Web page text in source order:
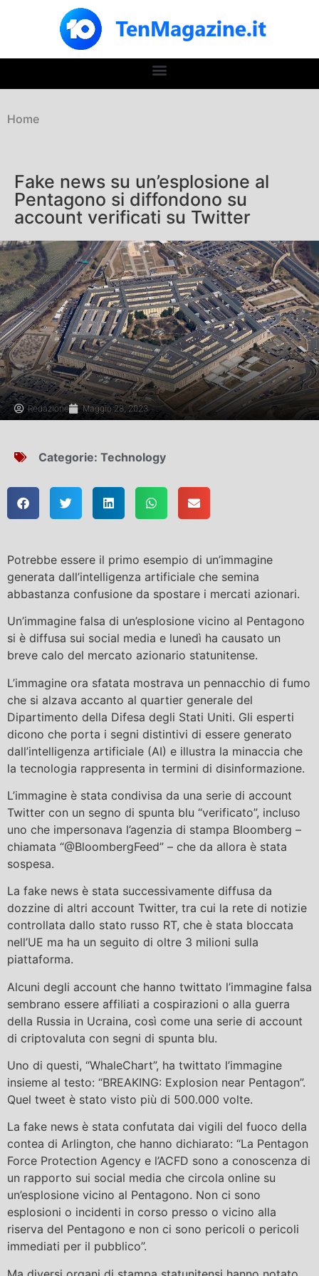
Home
Fake news su un’esplosione al
Pentagono si diffondono su
account verificati su Twitter
Redazione Maggio 28, 2023
Categorie: Technology
Potrebbe essere il primo esempio di un’immagine
generata dall’intelligenza artificiale che semina
abbastanza confusione da spostare i mercati azionari.
Un’immagine falsa di un’esplosione vicino al Pentagono
si è diffusa sui social media e lunedì ha causato un
breve calo del mercato azionario statunitense.
L’immagine ora sfatata mostrava un pennacchio di fumo
che si alzava accanto al quartier generale del
Dipartimento della Difesa degli Stati Uniti. Gli esperti
dicono che porta i segni distintivi di essere generato
dall’intelligenza artificiale (AI) e illustra la minaccia che
la tecnologia rappresenta in termini di disinformazione.
L’immagine è stata condivisa da una serie di account
Twitter con un segno di spunta blu “verificato”, incluso
uno che impersonava l’agenzia di stampa Bloomberg –
chiamata “@BloombergFeed” – che da allora è stata
sospesa.
La fake news è stata successivamente diffusa da
dozzine di altri account Twitter, tra cui la rete di notizie
controllata dallo stato russo RT, che è stata bloccata
nell’UE ma ha un seguito di oltre 3 milioni sulla
piattaforma.
Alcuni degli account che hanno twittato l’immagine falsa
sembrano essere affiliati a cospirazioni o alla guerra
della Russia in Ucraina, così come una serie di account
di criptovaluta con segni di spunta blu.
Uno di questi, “WhaleChart”, ha twittato l’immagine
insieme al testo: “BREAKING: Explosion near Pentagon”.
Quel tweet è stato visto più di 500.000 volte.
La fake news è stata confutata dai vigili del fuoco della
contea di Arlington, che hanno dichiarato: “La Pentagon
Force Protection Agency e l’ACFD sono a conoscenza di
un rapporto sui social media che circola online su
un’esplosione vicino al Pentagono. Non ci sono
esplosioni o incidenti in corso presso o vicino alla
riserva del Pentagono e non ci sono pericoli o pericoli
immediati per il pubblico”.